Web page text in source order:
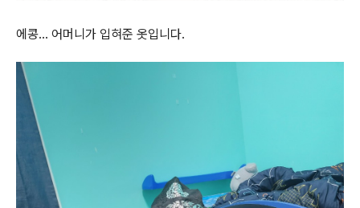
에콩... 어머니가 입혀준 옷입니다.